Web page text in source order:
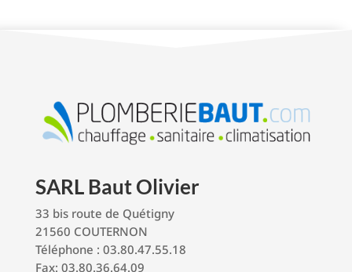
SARL Baut Olivier
33 bis route de Quétigny
21560 COUTERNON
Téléphone : 03.80.47.55.18
Fax: 03.80.36.64.09